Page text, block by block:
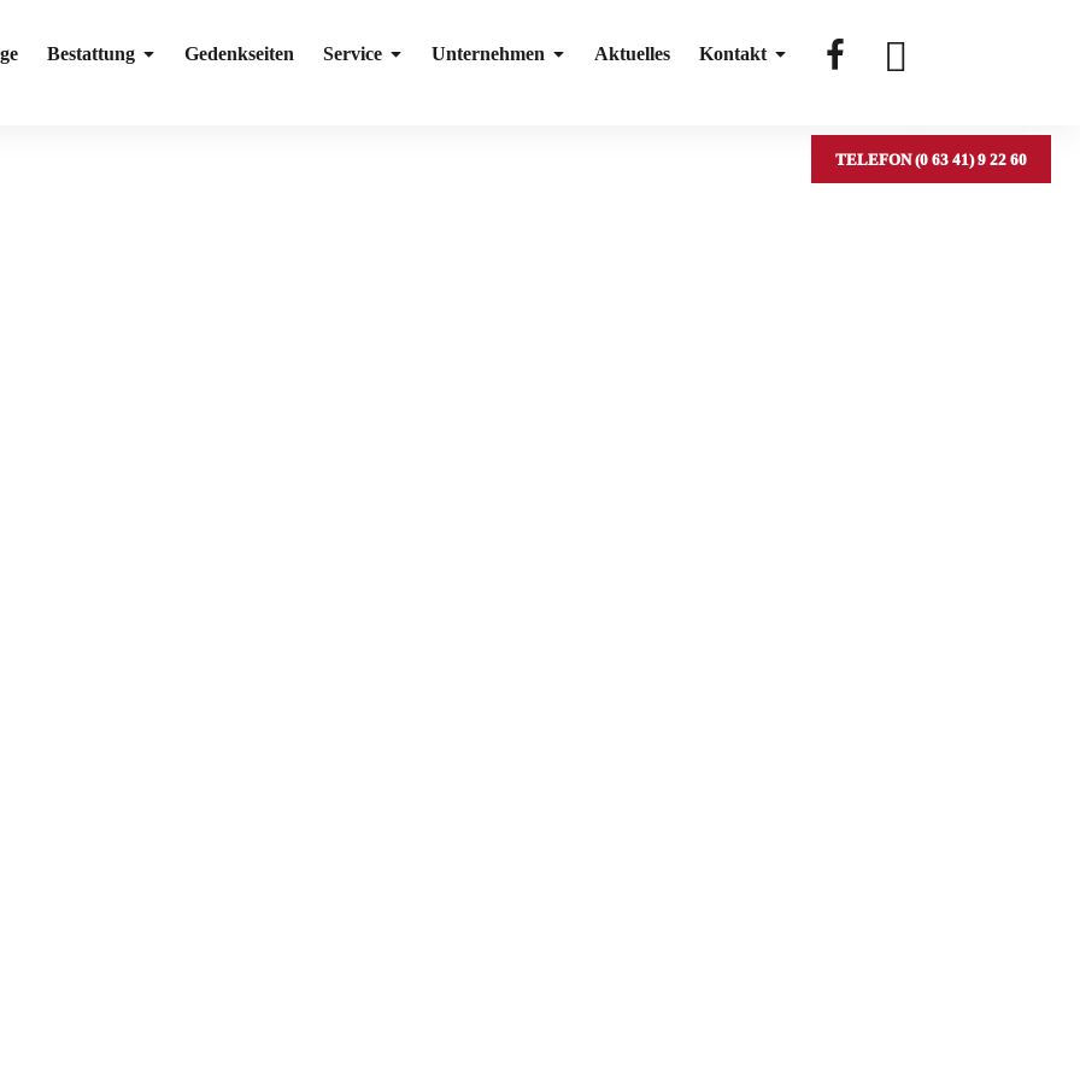
Bestattung Gedenkseiten Service Unternehmen Aktuelles Kontakt
TELEFON (0 63 41) 9 22 60